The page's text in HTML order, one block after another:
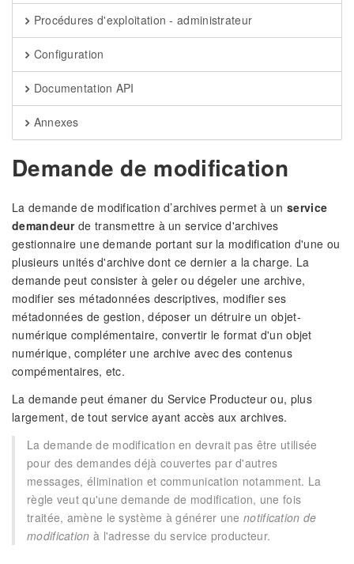
Procédures d'exploitation - administrateur
Configuration
Documentation API
Annexes
Demande de modification
La demande de modification d’archives permet à un service
demandeurde transmettre à un service d'archives
gestionnaire une demande portant sur la modification d'une ou
plusieurs unités d'archive dont ce dernier a la charge. La
demande peut consister à geler ou dégeler une archive,
modifier ses métadonnées descriptives, modifier ses
métadonnées de gestion, déposer un détruire un objet-
numérique complémentaire, convertir le format d'un objet
numérique, compléter une archive avec des contenus
compémentaires, etc.
La demande peut émaner du Service Producteur ou, plus
largement, de tout service ayant accès aux archives.
La demande de modification en devrait pas être utilisée
pour des demandes déjà couvertes par d'autres
messages, élimination et communication notamment. La
règle veut qu'une demande de modification, une fois
traitée, amène le système à générer unenotification de
modification à l'adresse du service producteur.